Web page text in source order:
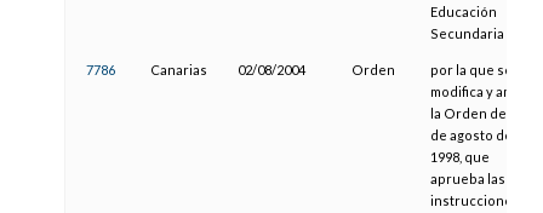
Educación
Secundaria
7786 Canarias 02/08/2004 Orden
por la que se
modifica y amplía
la Orden de 13
de agosto de
1998, que
aprueba las
instrucciones de